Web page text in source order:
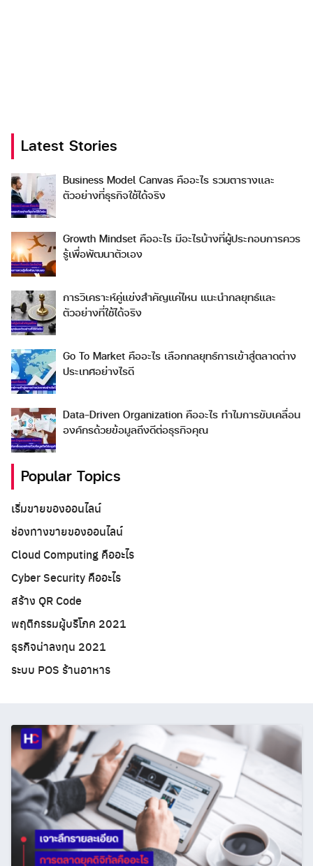
Latest Stories
Business Model Canvas คืออะไร รวมตารางและ
ตัวอย่างที่ธุรกิจใช้ได้จริง
Growth Mindset คืออะไร มีอะไรบ้างที่ผู้ประกอบการควร
รู้เพื่อพัฒนาตัวเอง
การวิเคราะห์คู่แข่งสำคัญแค่ไหน แนะนำกลยุทธ์และ
ตัวอย่างที่ใช้ได้จริง
Go To Market คืออะไร เลือกกลยุทธ์การเข้าสู่ตลาดต่าง
ประเทศอย่างไรดี
Data-Driven Organization คืออะไร ทำไมการขับเคลื่อน
องค์กรด้วยข้อมูลถึงดีต่อธุรกิจคุณ
Popular Topics
เริ่มขายของออนไลน์
ช่องทางขายของออนไลน์
Cloud Computing คืออะไร
Cyber Security คืออะไร
สร้าง QR Code
พฤติกรรมผู้บริโภค 2021
ธุรกิจน่าลงทุน 2021
ระบบ POS ร้านอาหาร